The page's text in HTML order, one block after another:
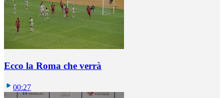
Ecco la Roma che verrà
00:27